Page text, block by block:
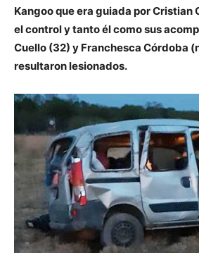
Kangoo que era guiada por
el control y tanto él como sus
Cuello (32) y Franchesca Córdoba
resultaron lesionados.